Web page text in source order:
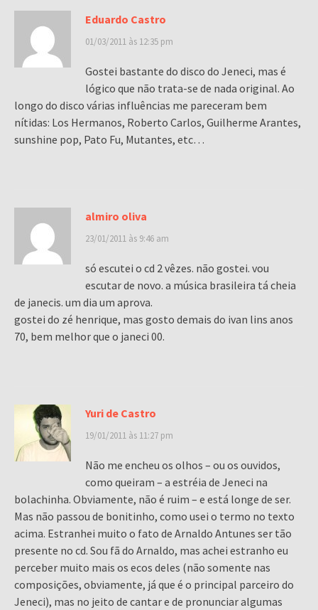
Eduardo Castro
01/03/2011 às 12:35 pm
Gostei bastante do disco do Jeneci, mas é
lógico que não trata-se de nada original. Ao
longo do disco várias influências me pareceram bem
nítidas: Los Hermanos, Roberto Carlos, Guilherme Arantes,
sunshine pop, Pato Fu, Mutantes, etc…
almiro oliva
23/01/2011 às 9:46 am
só escutei o cd 2 vêzes. não gostei. vou
escutar de novo. a música brasileira tá cheia
de janecis. um dia um aprova.
gostei do zé henrique, mas gosto demais do ivan lins anos
70, bem melhor que o janeci 00.
Yuri de Castro
19/01/2011 às 11:27 pm
Não me encheu os olhos – ou os ouvidos,
como queiram – a estréia de Jeneci na
bolachinha. Obviamente, não é ruim – e está longe de ser.
Mas não passou de bonitinho, como usei o termo no texto
acima. Estranhei muito o fato de Arnaldo Antunes ser tão
presente no cd. Sou fã do Arnaldo, mas achei estranho eu
perceber muito mais os ecos deles (não somente nas
composições, obviamente, já que é o principal parceiro do
Jeneci), mas no jeito de cantar e de pronunciar algumas